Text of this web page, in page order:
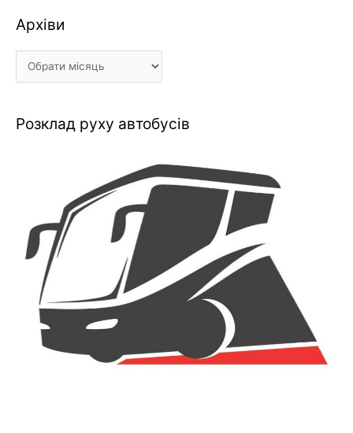
Архіви
Архіви
Розклад руху автобусів